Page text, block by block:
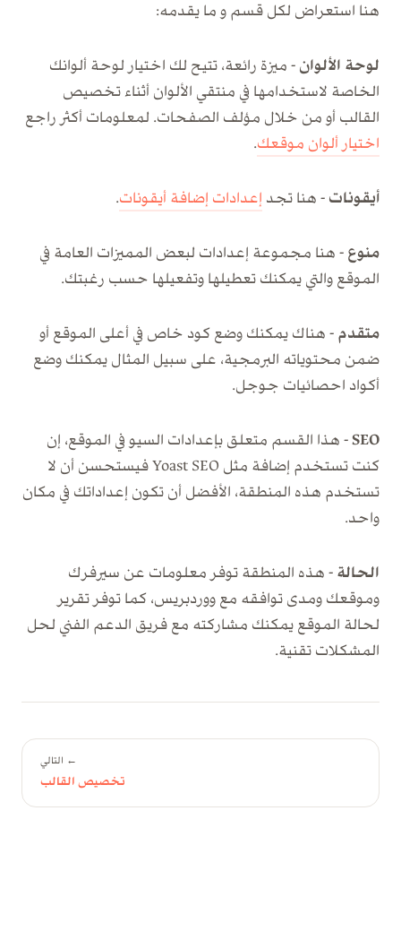
هنا استعراض لكل قسم و ما يقدمه:
لوحة الألوان -ميزة رائعة، تتيح لك اختيار لوحة ألوانك
الخاصة لاستخدامها في منتقي الألوان أثناء تخصيص
القالب أو من خلال مؤلف الصفحات. لمعلومات أكثر راجع
اختيار ألوان موقعك.
أيقونات -هنا تجد إعدادات إضافة أيقونات.
منوع -هنا مجموعة إعدادات لبعض المميزات العامة في
الموقع والتي يمكنك تعطيلها وتفعيلها حسب رغبتك.
متقدم -هناك يمكنك وضع كود خاص في أعلى الموقع أو
ضمن محتوياته البرمجية، على سبيل المثال يمكنك وضع
أكواد احصائيات جوجل.
SEO - هذا القسم متعلق بإعدادات السيو في الموقع، إن
كنت تستخدم إضافة مثل Yoast SEO فيستحسن أن لا
تستخدم هذه المنطقة، الأفضل أن تكون إعداداتك في مكان
واحد.
الحالة -هذه المنطقة توفر معلومات عن سيرفرك
وموقعك ومدى توافقه مع ووردبريس، كما توفر تقرير
لحالة الموقع يمكنك مشاركته مع فريق الدعم الفني لحل
المشكلات تقنية.
← التالي
تخصيص القالب